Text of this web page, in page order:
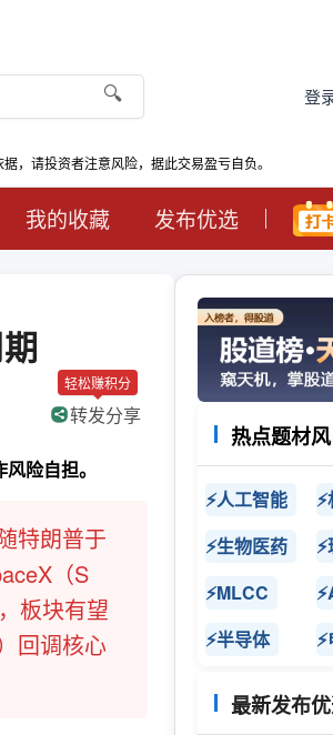
🔍 登
，请投资者注意风险，据此交易盈亏自负。
我的收藏 发布优选
轻松赚积分
转发分享
险自担。
特朗普于
（S
板块有望
回调核心
热点题材
⚡人工智能
⚡生物医药
⚡MLCC
⚡半导体
最新发布